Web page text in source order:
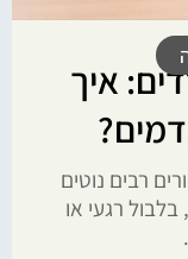
איך
רבים נוטים
רגעי או